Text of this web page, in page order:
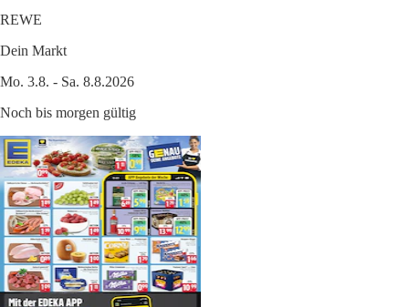
REWE
Dein Markt
Mo. 3.8. - Sa. 8.8.2026
Noch bis morgen gültig